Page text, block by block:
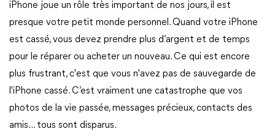
iPhone joue un rôle très important de nos jours, il est
presque votre petit monde personnel. Quand votre iPhone
est cassé, vous devez prendre plus d’argent et de temps
pour le réparer ou acheter un nouveau. Ce qui est encore
plus frustrant, c'est que vous n'avez pas de sauvegarde de
l'iPhone cassé. C’est vraiment une catastrophe que vos
photos de la vie passée, messages précieux, contacts des
amis… tous sont disparus.